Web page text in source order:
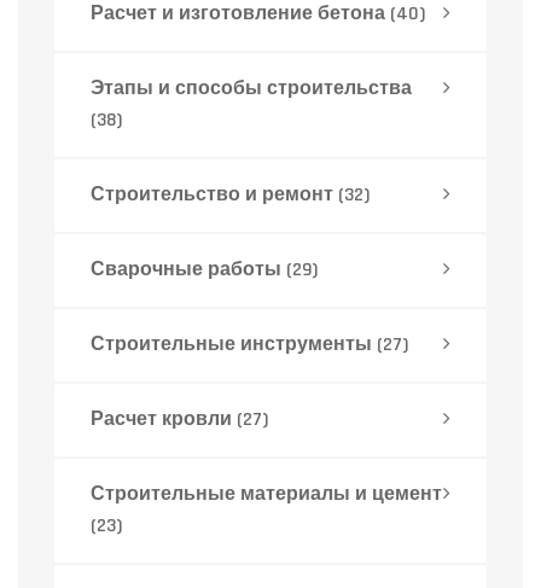
Расчет и изготовление бетона (40)
Этапы и способы строительства
(38)
Строительство и ремонт (32)
Сварочные работы (29)
Строительные инструменты (27)
Расчет кровли (27)
Строительные материалы и цемент
(23)